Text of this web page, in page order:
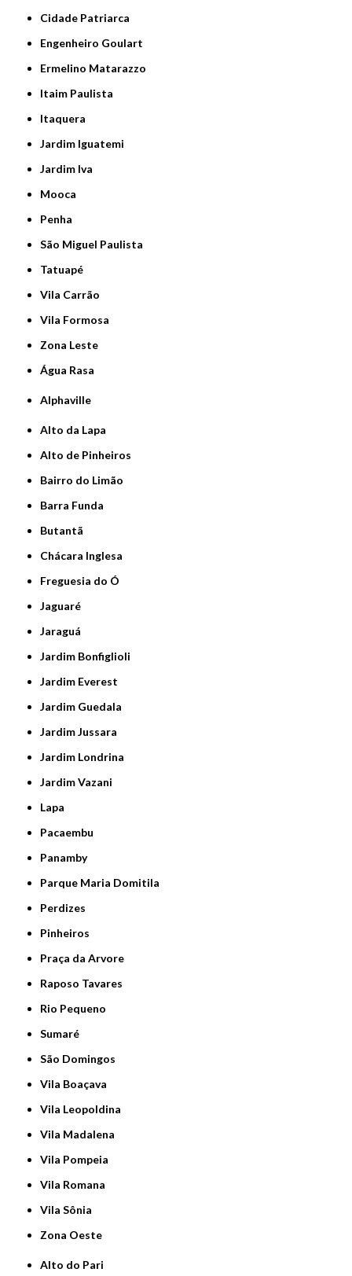
Cidade Patriarca
Engenheiro Goulart
Ermelino Matarazzo
Itaim Paulista
Itaquera
Jardim Iguatemi
Jardim Iva
Mooca
Penha
São Miguel Paulista
Tatuapé
Vila Carrão
Vila Formosa
Zona Leste
Água Rasa
Alphaville
Alto da Lapa
Alto de Pinheiros
Bairro do Limão
Barra Funda
Butantã
Chácara Inglesa
Freguesia do Ó
Jaguaré
Jaraguá
Jardim Bonfiglioli
Jardim Everest
Jardim Guedala
Jardim Jussara
Jardim Londrina
Jardim Vazani
Lapa
Pacaembu
Panamby
Parque Maria Domitila
Perdizes
Pinheiros
Praça da Arvore
Raposo Tavares
Rio Pequeno
Sumaré
São Domingos
Vila Boaçava
Vila Leopoldina
Vila Madalena
Vila Pompeia
Vila Romana
Vila Sônia
Zona Oeste
Alto do Pari